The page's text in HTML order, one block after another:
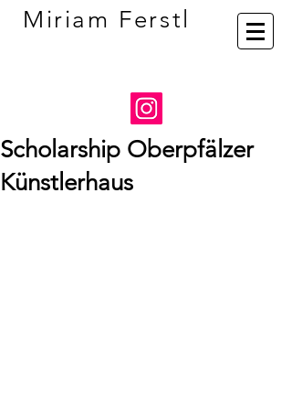
Miriam Ferstl
Scholarship Oberpfälzer
Künstlerhaus